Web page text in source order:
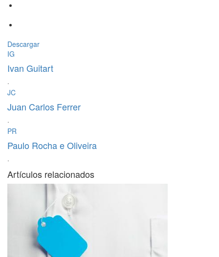
Descargar
IG
Ivan Guitart
·
JC
Juan Carlos Ferrer
·
PR
Paulo Rocha e Oliveira
·
Artículos relacionados